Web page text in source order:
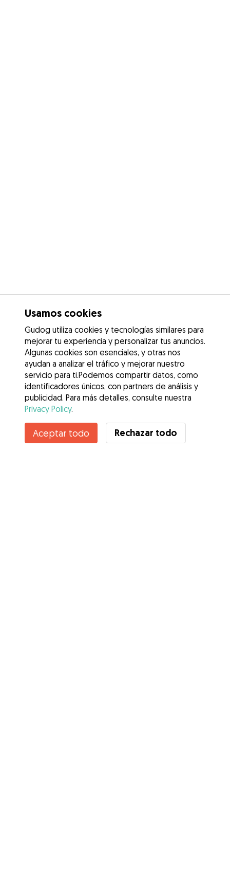
¿Conoces los Beneficios de Gudog? Ver más
Usamos cookies
Gudog utiliza cookies y tecnologías similares para
mejorar tu experiencia y personalizar tus anuncios.
Algunas cookies son esenciales, y otras nos
ayudan a analizar el tráfico y mejorar nuestro
servicio para ti.Podemos compartir datos, como
identificadores únicos, con partners de análisis y
publicidad. Para más detalles, consulte nuestra
Privacy Policy.
Aceptar todo Rechazar todo